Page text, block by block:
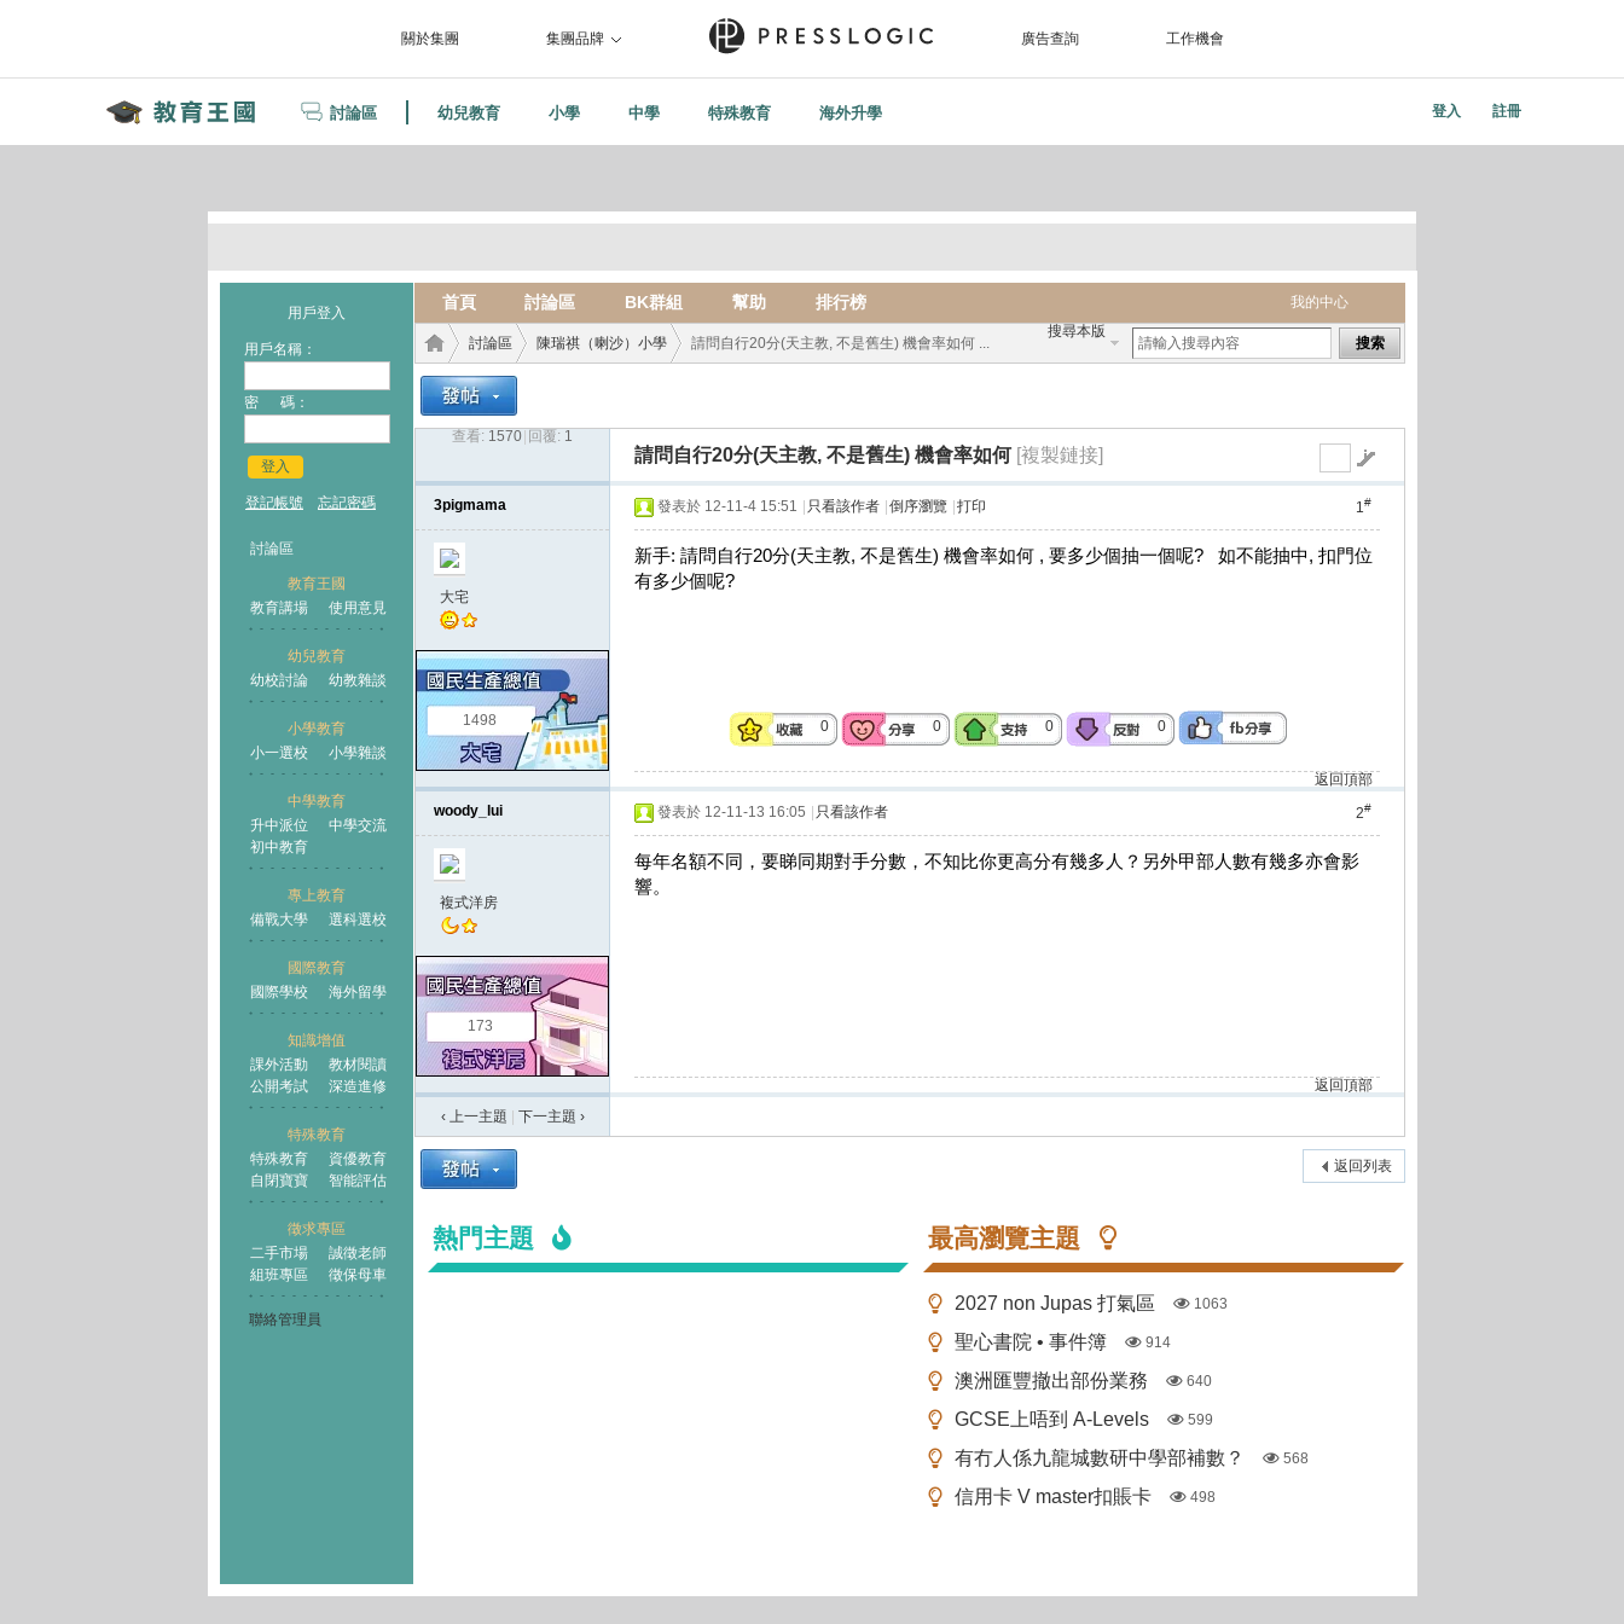
關於集團 集團品牌 廣告查詢 工作機會
討論區 幼兒教育 小學 中學 特殊教育 海外升學 登入 註冊
用戶登入
用戶名稱：
密 碼：
登入
登記帳號 忘記密碼
討論區
教育王國
教育講場
使用意見
幼兒教育
幼校討論
幼教雜談
小學教育
小一選校
小學雜談
中學教育
升中派位
中學交流
初中教育
專上教育
備戰大學
選科選校
國際教育
國際學校
海外留學
知識增值
課外活動
教材閱讀
公開考試
深造進修
特殊教育
特殊教育
資優教育
自閉寶寶
智能評估
徵求專區
二手市場
誠徵老師
組班專區
徵保母車
聯絡管理員
我的中心
首頁 討論區 BK群組 幫助 排行榜
搜尋本版
搜索
王國
討論區
›
陳瑞祺（喇沙）小學
›
請問自行20分(天主教, 不是舊生) 機會率如何 ...
查看: 1570 回覆: 1
請問自行20分(天主教, 不是舊生) 機會率如何 [複製鏈接]
3pigmama
大宅
1498
1#
發表於 12-11-4 15:51 只看該作者 倒序瀏覽 打印
新手: 請問自行20分(天主教, 不是舊生) 機會率如何 , 要多少個抽一個呢? 如不能抽中, 扣門位
有多少個呢?
0 0 0 0
返回頂部
woody_lui
複式洋房
173
2#
發表於 12-11-13 16:05 只看該作者
每年名額不同，要睇同期對手分數，不知比你更高分有幾多人？另外甲部人數有幾多亦會影
響。
返回頂部
‹ 上一主題
下一主題 ›
返回列表
熱門主題 最高瀏覽主題
2027 non Jupas 打氣區 1063
聖心書院 • 事件簿 914
澳洲匯豐撤出部份業務 640
GCSE上唔到 A-Levels 599
有冇人係九龍城數研中學部補數？ 568
信用卡 V master扣賬卡 498